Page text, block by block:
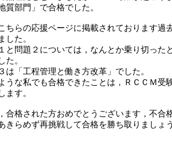
質部門」で合格でした。
ちらの応援ページに掲載されております過
した。
と問題２については，なんとか乗り切っ
た。
は「工程管理と働き方改革」でした。
うな私でも合格できたことは，ＲＣＣＭ
ます。
合格された方おめでとうございます，不
きらめず再挑戦して合格を勝ち取りましょ